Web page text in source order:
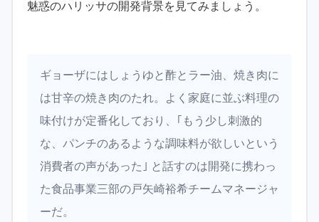
魅惑のハリッサの開発背景を見てみましょう。
ギョーザにはしょうゆと酢とラー油、焼き肉に
は甘辛の焼き肉のたれ。よく家庭に並ぶ料理の
味付けが定番化しており、｢もう少し刺激的
な、パンチのあるような調味料が欲しいという
消費者の声があった｣ と話すのは開発に携わっ
た食品事業三部の戸矢崎裕希チームマネージャ
ーだ。